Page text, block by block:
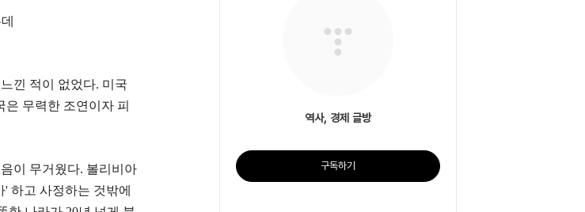
낀 적이 없었다. 미국
은 무력한 조연이자 피
이 무거웠다. 볼리비아
' 하고 사정하는 것밖에
역사, 경제 글방
구독하기